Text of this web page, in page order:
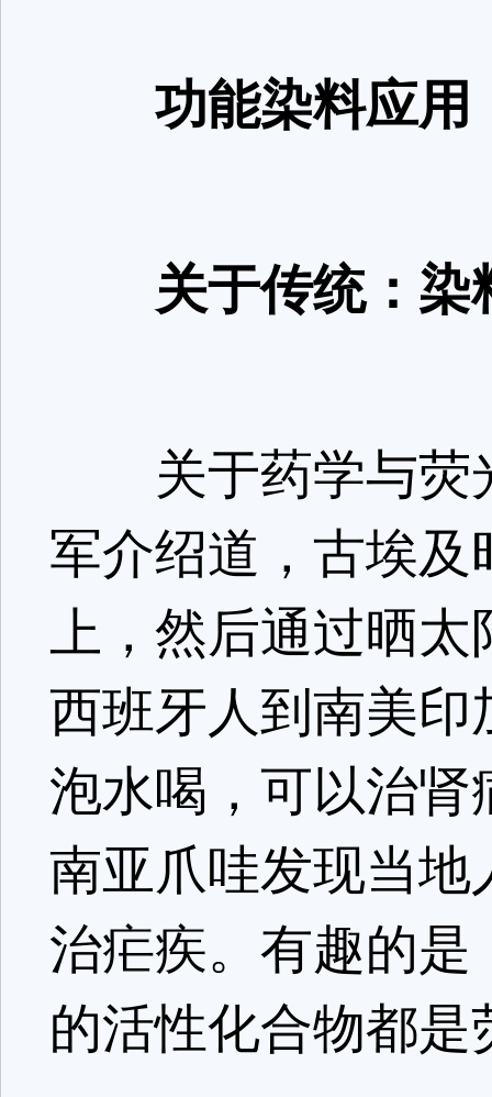
功能染料应用
关于传统：染
关于药学与荧
军介绍道，古埃
上，然后通过晒
西班牙人到南美
泡水喝，可以治
南亚爪哇发现当
治疟疾。有趣的
的活性化合物都是